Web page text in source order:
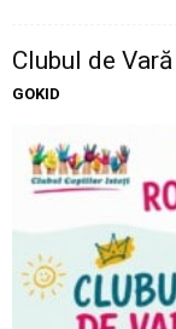
Clubul de
GOKID